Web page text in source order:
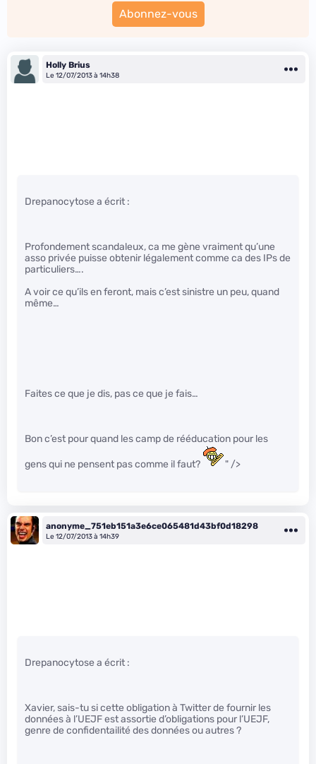
Abonnez-vous
Holly Brius
Le 12/07/2013 à 14h38
Drepanocytose a écrit :
Profondement scandaleux, ca me gène vraiment qu’une
asso privée puisse obtenir légalement comme ca des IPs de
particuliers….
A voir ce qu’ils en feront, mais c’est sinistre un peu, quand
même…
Faites ce que je dis, pas ce que je fais…
Bon c’est pour quand les camp de rééducation pour les
gens qui ne pensent pas comme il faut? " />
anonyme_751eb151a3e6ce065481d43bf0d18298
Le 12/07/2013 à 14h39
Drepanocytose a écrit :
Xavier, sais-tu si cette obligation à Twitter de fournir les
données à l’UEJF est assortie d’obligations pour l’UEJF,
genre de confidentailité des données ou autres ?